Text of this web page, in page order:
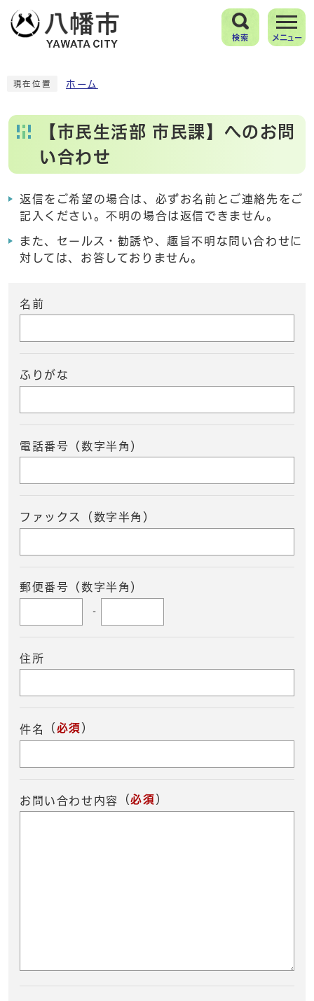
検索 メニュー
現在位置 ホーム
【市民生活部 市民課】へのお問
い合わせ
返信をご希望の場合は、必ずお名前とご連絡先をご
記入ください。不明の場合は返信できません。
また、セールス・勧誘や、趣旨不明な問い合わせに
対しては、お答しておりません。
名前
ふりがな
電話番号（数字半角）
ファックス（数字半角）
郵便番号（数字半角）
-
住所
件名 （ 必須 ）
お問い合わせ内容 （必須 ）